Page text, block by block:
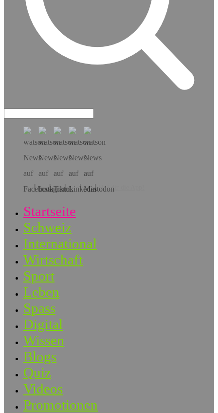
Hol dir die App!
Startseite
Schweiz
International
Wirtschaft
Sport
Leben
Spass
Digital
Wissen
Blogs
Quiz
Videos
Promotionen